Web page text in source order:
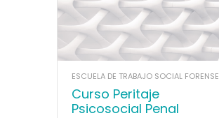
ESCUELA DE TRABAJO SOCIAL FORENSE
Curso Peritaje
Psicosocial Penal